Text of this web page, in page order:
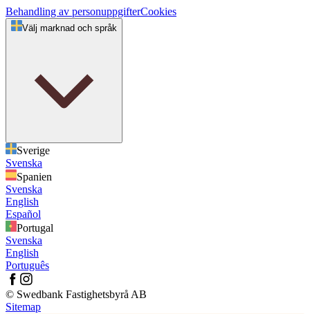
Behandling av personuppgifterCookies
Välj marknad och språk
Sverige
Svenska
Spanien
Svenska
English
Español
Portugal
Svenska
English
Português
© Swedbank Fastighetsbyrå AB
Sitemap